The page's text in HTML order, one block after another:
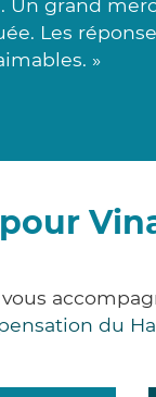
Un grand
Les
»
du